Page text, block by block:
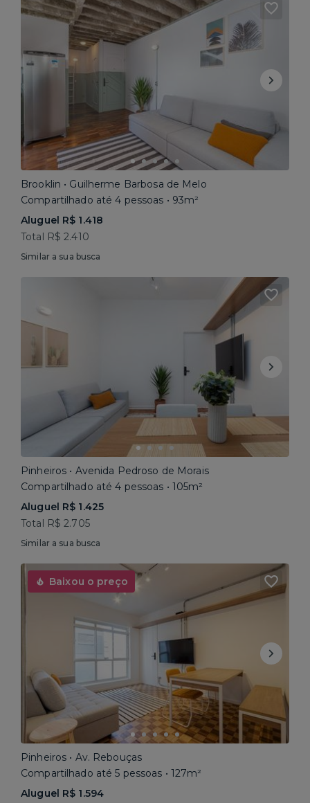
Brooklin • Guilherme Barbosa de Melo
Compartilhado até 4 pessoas • 93m²
Aluguel R$ 1.418
Total R$ 2.410
Similar a sua busca
Pinheiros • Avenida Pedroso de Morais
Compartilhado até 4 pessoas • 105m²
Aluguel R$ 1.425
Total R$ 2.705
Similar a sua busca
Baixou o preço
Pinheiros • Av. Rebouças
Compartilhado até 5 pessoas • 127m²
Aluguel R$ 1.594